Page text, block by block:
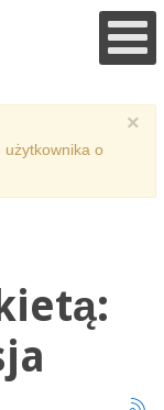
×
użytkownika o